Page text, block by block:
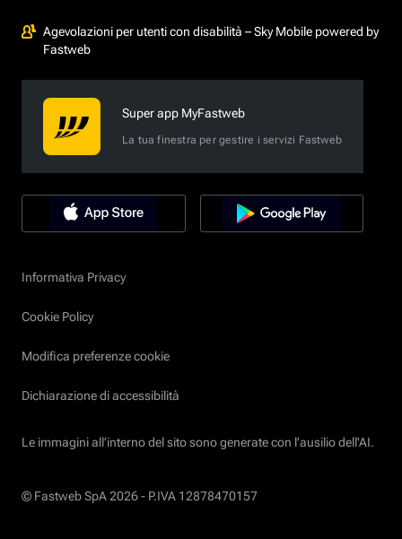
Agevolazioni per utenti con disabilità – Sky Mobile powered by
Fastweb
Super app MyFastweb
La tua finestra per gestire i servizi Fastweb
Informativa Privacy
Cookie Policy
Modifica preferenze cookie
Dichiarazione di accessibilità
Le immagini all’interno del sito sono generate con l'ausilio dell'AI.
© Fastweb SpA 2026 - P.IVA 12878470157